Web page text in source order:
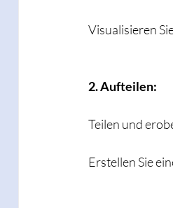
Visualisieren
2. Aufteilen:
Teilen und
Erstellen Sie